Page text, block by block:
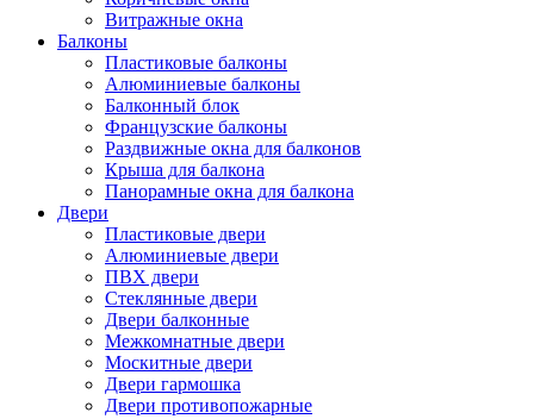
Витражные окна
Балконы
Пластиковые балконы
Алюминиевые балконы
Балконный блок
Французские балконы
Раздвижные окна для балконов
Крыша для балкона
Панорамные окна для балкона
Двери
Пластиковые двери
Алюминиевые двери
ПВХ двери
Стеклянные двери
Двери балконные
Межкомнатные двери
Москитные двери
Двери гармошка
Двери противопожарные